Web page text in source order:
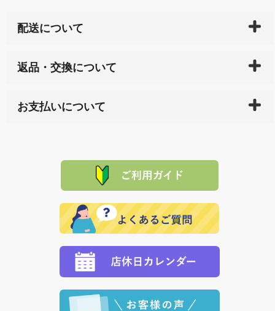
配送について
天ペイ」の方はご注文受付後）、 長崎県下全域に点在
サイト内で購入された商品の送料は、こちらの
全国送
れの生産メーカーからお客様の元へ直送いたしますの
で、 それぞれ個別に送料が必要になります。
返品・交換について
または配送途中の 事故などで不都合が生じている場合
品代金を返金いたします。）
その際は誠に申し訳ありませんが、当協会までご注文
願いいたします。
お支払いについて
た場合、お客様からの ご入金を確認した後で、商品を
※「クレジットカード」「PayPay」「楽天ペイ」を指
定された場合は、準備出来次第の便にてお送りいたし
ます。 （到着日指定をされている場合は、ご指定の日
程に合わせてお届けいたします。）